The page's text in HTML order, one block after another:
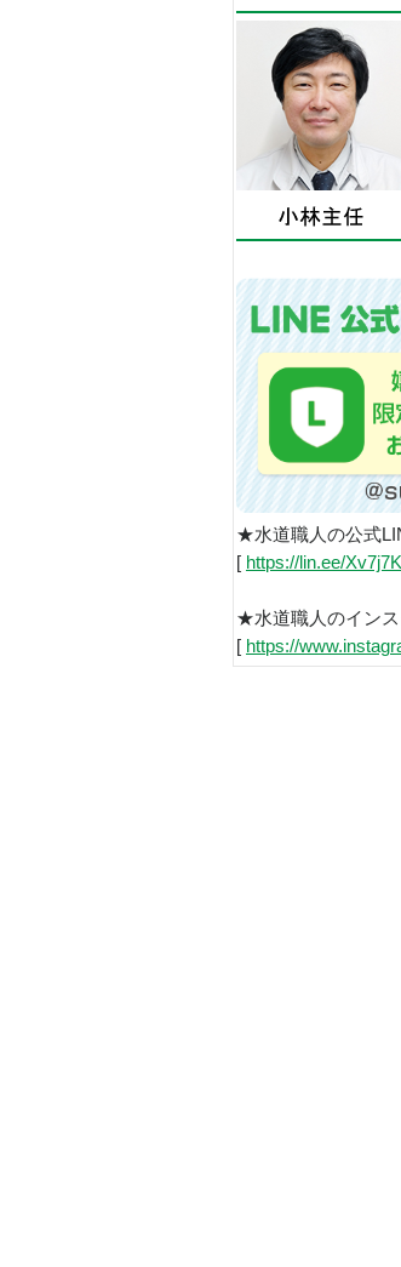
★水道職人の公式
[ https://lin.ee/
★水道職人のインス
[ https://